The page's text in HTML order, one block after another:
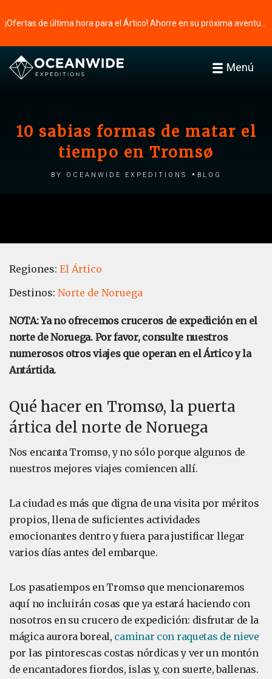
Menú
10 sabias formas de matar el
tiempo en Tromsø
by Oceanwide Expeditions Blog
Regiones: El Ártico
Destinos: Norte de Noruega
NOTA: Ya no ofrecemos cruceros de expedición en el
norte de Noruega. Por favor, consulte nuestros
numerosos otros viajes que operan en el Ártico y la
Antártida.
Qué hacer en Tromsø, la puerta
ártica del norte de Noruega
Nos encanta Tromsø, y no sólo porque algunos de
nuestros mejores viajes comiencen allí.
La ciudad es más que digna de una visita por méritos
propios, llena de suficientes actividades
emocionantes dentro y fuera para justificar llegar
varios días antes del embarque.
Los pasatiempos en Tromsø que mencionaremos
aquí no incluirán cosas que ya estará haciendo con
nosotros en su crucero de expedición: disfrutar de la
mágica aurora boreal, caminar con raquetas de nieve
por las pintorescas costas nórdicas y ver un montón
de encantadores fiordos, islas y, con suerte, ballenas.